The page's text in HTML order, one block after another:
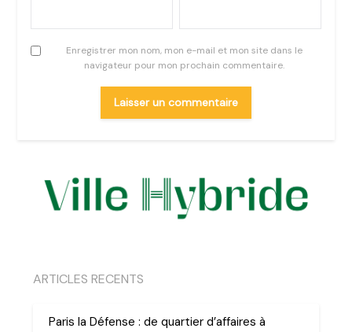
Enregistrer mon nom, mon e-mail et mon site dans le
navigateur pour mon prochain commentaire.
ARTICLES RECENTS
Paris la Défense : de quartier d’affaires à